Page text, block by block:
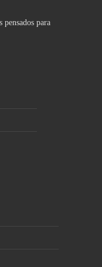
pensados para